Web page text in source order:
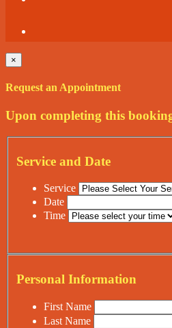
×
Request an Appointment
Upon completing this
Service and Date
Service
Date
Time
Personal Information
First Name
Last Name